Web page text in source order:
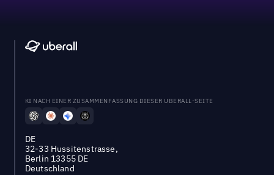
KI NACH EINER ZUSAMMENFASSUNG DIESER UBERALL-SEITE
DE
32-33 Hussitenstrasse,
Berlin 13355 DE
Deutschland